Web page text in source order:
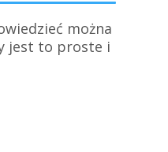
można
jest to proste i
go nie